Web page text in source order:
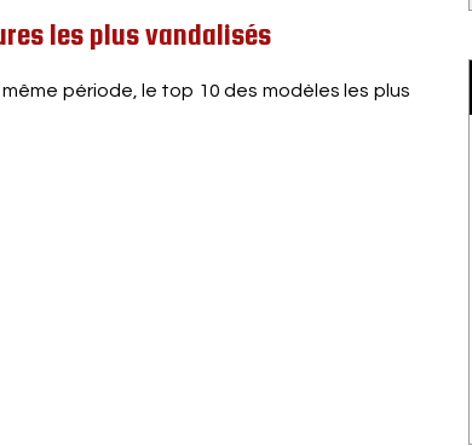
les plus vandalisés
période, le top 10 des modèles les plus